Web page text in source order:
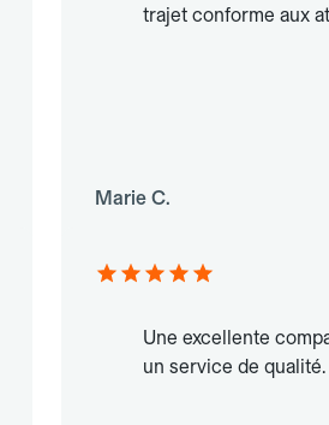
trajet conforme aux
Marie C.
Une excellente
un service de qualité.